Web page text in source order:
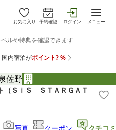
お気に入り 予約確認 ログイン メニュー
佐野
（ＳｉＳ ＳＴＡＲＧＡＴ
写真 クーポン クチコミ